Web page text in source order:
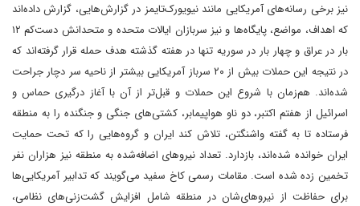
نیز برخی رسانه‌‌های آمریکایی مانند نیویورک‌تایمز در گزارش‌‌هایی، گزارش داده‌اند
که اهداف، مواضع، پایگاه‌ها و نیز سربازان ایالات متحده و متحدانش دست‌کم ۱۲
بار در عراق و چهار بار در سوریه تنها در هفته گذشته هدف حمله قرار گرفته‌اند که
در نتیجه این حملات بیش از ۲۰ سرباز آمریکایی بیشتر از ناحیه سر دچار جراحت
شده‌اند. هم‌زمان با شروع این حملات و قبل‌تر از آن با آغاز درگیری حماس و
اسرائیل از هفتم اکتبر، دو ناو هواپیمابر، کشتی‌های جنگی و جنگنده را به منطقه
فرستاده تا به گفته واشنگتن، تلاش کند ایران و گروه‌هایی را که تحت حمایت
ایران خوانده شده‌اند، بازدارد. تعداد نیروهای اضافه‌شده به منطقه نیز هزاران نفر
تخمین زده شده است. مقامات رسمی کاخ سفید می‌گویند که تدابیر آمریکایی‌ها
برای حفاظت از نیروهای‌شان در منطقه شامل افزایش گشت‌زنی‌های نظامی،